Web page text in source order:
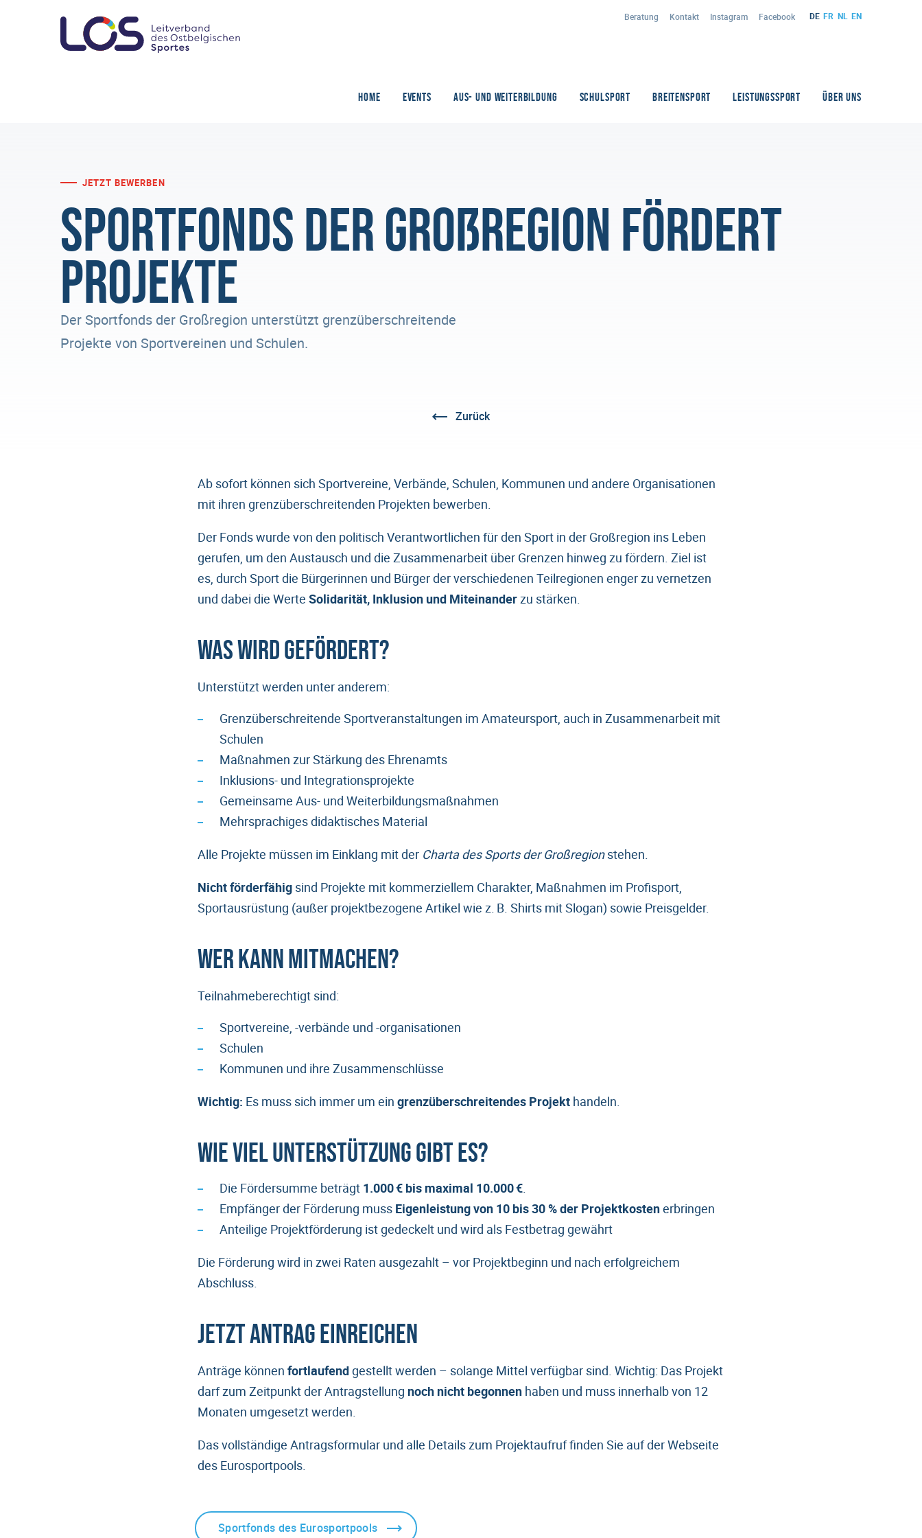
Beratung Kontakt Instagram Facebook DE FR NL EN
HOME EVENTS AUS- UND WEITERBILDUNG SCHULSPORT BREITENSPORT LEISTUNGSSPORT ÜBER UNS
JETZT BEWERBEN
Sportfonds der Großregion fördert
Projekte
Der Sportfonds der Großregion unterstützt grenzüberschreitende
Projekte von Sportvereinen und Schulen.
Zurück
Ab sofort können sich Sportvereine, Verbände, Schulen, Kommunen und andere Organisationen
mit ihren grenzüberschreitenden Projekten bewerben.
Der Fonds wurde von den politisch Verantwortlichen für den Sport in der Großregion ins Leben
gerufen, um den Austausch und die Zusammenarbeit über Grenzen hinweg zu fördern. Ziel ist
es, durch Sport die Bürgerinnen und Bürger der verschiedenen Teilregionen enger zu vernetzen
und dabei die Werte Solidarität, Inklusion und Miteinanderzu stärken.
Was wird gefördert?
Unterstützt werden unter anderem:
Grenzüberschreitende Sportveranstaltungen im Amateursport, auch in Zusammenarbeit mit
Schulen
Maßnahmen zur Stärkung des Ehrenamts
Inklusions- und Integrationsprojekte
Gemeinsame Aus- und Weiterbildungsmaßnahmen
Mehrsprachiges didaktisches Material
Alle Projekte müssen im Einklang mit der Charta des Sports der Großregionstehen.
Nicht förderfähig sind Projekte mit kommerziellem Charakter, Maßnahmen im Profisport,
Sportausrüstung (außer projektbezogene Artikel wie z. B. Shirts mit Slogan) sowie Preisgelder.
Wer kann mitmachen?
Teilnahmeberechtigt sind:
Sportvereine, -verbände und -organisationen
Schulen
Kommunen und ihre Zusammenschlüsse
Wichtig: Es muss sich immer um ein grenzüberschreitendes Projekt handeln.
Wie viel Unterstützung gibt es?
Die Fördersumme beträgt 1.000 € bis maximal 10.000 €.
Empfänger der Förderung muss Eigenleistung von 10 bis 30 % der Projektkostenerbringen
Anteilige Projektförderung ist gedeckelt und wird als Festbetrag gewährt
Die Förderung wird in zwei Raten ausgezahlt – vor Projektbeginn und nach erfolgreichem
Abschluss.
Jetzt Antrag einreichen
Anträge können fortlaufendgestellt werden – solange Mittel verfügbar sind. Wichtig: Das Projekt
darf zum Zeitpunkt der Antragstellung noch nicht begonnen haben und muss innerhalb von 12
Monaten umgesetzt werden.
Das vollständige Antragsformular und alle Details zum Projektaufruf finden Sie auf der Webseite
des Eurosportpools.
Sportfonds des Eurosportpools